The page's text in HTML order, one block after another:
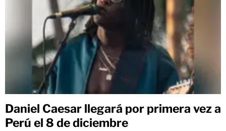
Daniel Caesar llegará por primera vez a
Perú el 8 de diciembre